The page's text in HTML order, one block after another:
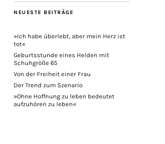
NEUESTE BEITRÄGE
»Ich habe überlebt, aber mein Herz ist
tot«
Geburtsstunde eines Helden mit
Schuhgröße 65
Von der Freiheit einer Frau
Der Trend zum Szenario
»Ohne Hoffnung zu leben bedeutet
aufzuhören zu leben«